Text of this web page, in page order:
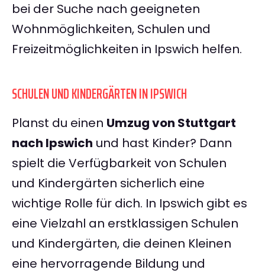
bei der Suche nach geeigneten
Wohnmöglichkeiten, Schulen und
Freizeitmöglichkeiten in Ipswich helfen.
SCHULEN UND KINDERGÄRTEN IN IPSWICH
Planst du einen Umzug von Stuttgart
nach Ipswich und hast Kinder? Dann
spielt die Verfügbarkeit von Schulen
und Kindergärten sicherlich eine
wichtige Rolle für dich. In Ipswich gibt es
eine Vielzahl an erstklassigen Schulen
und Kindergärten, die deinen Kleinen
eine hervorragende Bildung und